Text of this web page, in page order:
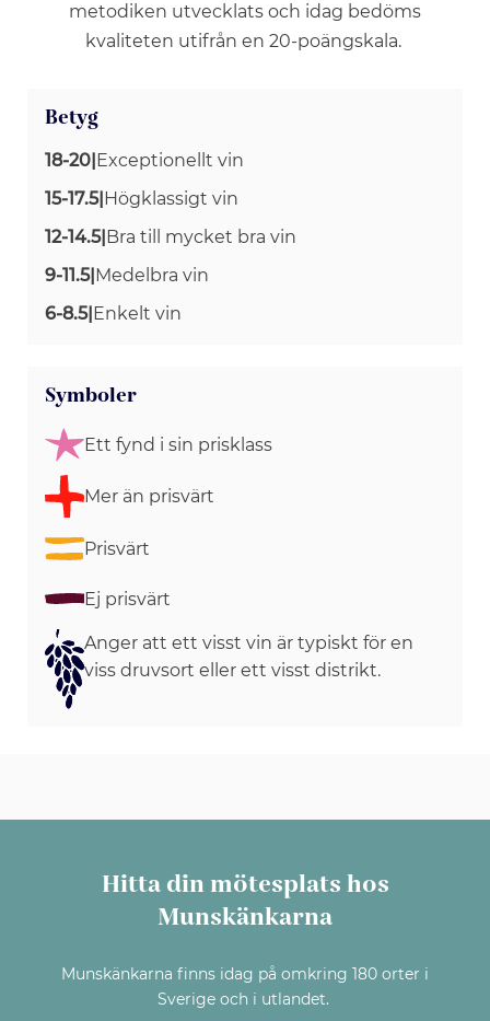
metodiken utvecklats och idag bedöms
kvaliteten utifrån en 20-poängskala.
Betyg
18-20 Exceptionellt vin
15-17.5| Högklassigt vin
12-14.5| Bra till mycket bra vin
9-11.5| Medelbra vin
6-8.5| Enkelt vin
Symboler
Ett fynd i sin prisklass
Mer än prisvärt
Prisvärt
Ej prisvärt
Anger att ett visst vin är typiskt för en
viss druvsort eller ett visst distrikt.
Hitta din mötesplats hos
Munskänkarna
Munskänkarna finns idag på omkring 180 orter i
Sverige och i utlandet.